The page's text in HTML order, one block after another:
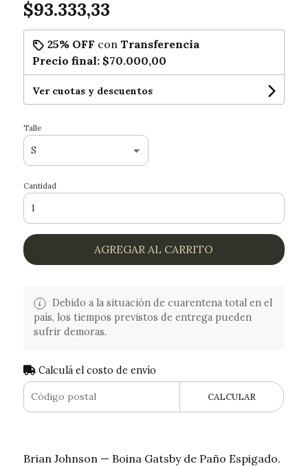
$93.333,33
25% OFF con Transferencia
Precio final: $70.000,00
Ver cuotas y descuentos
Talle
Cantidad
AGREGAR AL CARRITO
Debido a la situación de cuarentena total en el
país, los tiempos previstos de entrega pueden
sufrir demoras.
Calculá el costo de envío
CALCULAR
Brian Johnson — Boina Gatsby de Paño Espigado.